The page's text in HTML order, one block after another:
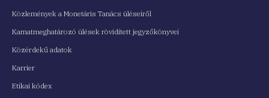
Közlemények a Monetáris Tanács üléseiről
Kamatmeghatározó ülések rövidített jegyzőkönyvei
Közérdekű adatok
Karrier
Etikai kódex